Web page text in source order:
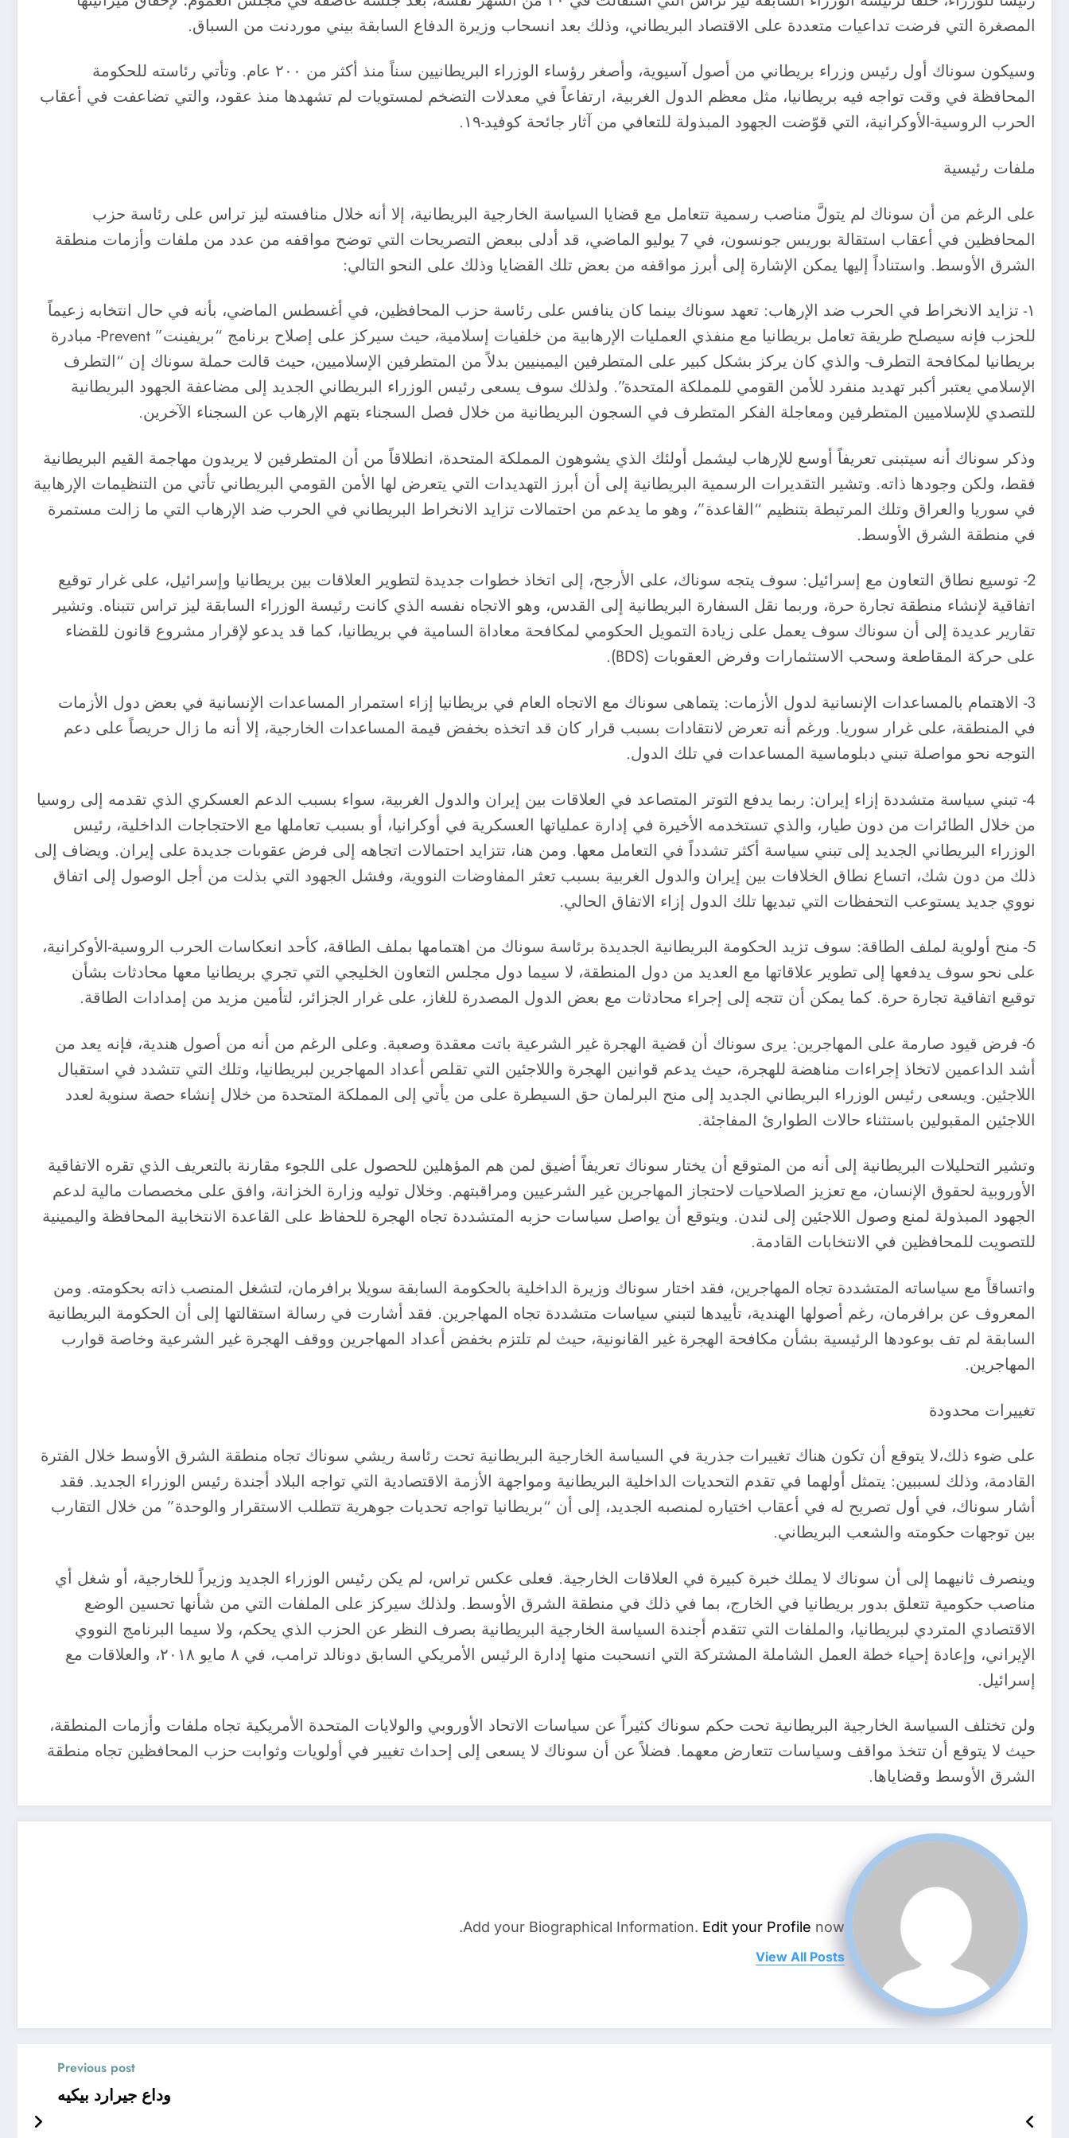
المصغرة التي فرضت تداعيات متعددة على الاقتصاد البريطاني، وذلك بعد انسحاب وزيرة الدفاع السابقة بيني موردنت من السباق.
وسيكون سوناك أول رئيس وزراء بريطاني من أصول آسيوية، وأصغر رؤساء الوزراء البريطانيين سناً منذ أكثر من ٢٠٠ عام. وتأتي رئاسته للحكومة
المحافظة في وقت تواجه فيه بريطانيا، مثل معظم الدول الغربية، ارتفاعاً في معدلات التضخم لمستويات لم تشهدها منذ عقود، والتي تضاعفت في أعقاب
الحرب الروسية-الأوكرانية، التي قوّضت الجهود المبذولة للتعافي من آثار جائحة كوفيد-١٩.
ملفات رئيسية
على الرغم من أن سوناك لم يتولَّ مناصب رسمية تتعامل مع قضايا السياسة الخارجية البريطانية، إلا أنه خلال منافسته ليز تراس على رئاسة حزب
المحافظين في أعقاب استقالة بوريس جونسون، في 7 يوليو الماضي، قد أدلى ببعض التصريحات التي توضح مواقفه من عدد من ملفات وأزمات منطقة
الشرق الأوسط. واستناداً إليها يمكن الإشارة إلى أبرز مواقفه من بعض تلك القضايا وذلك على النحو التالي:
١- تزايد الانخراط في الحرب ضد الإرهاب: تعهد سوناك بينما كان ينافس على رئاسة حزب المحافظين، في أغسطس الماضي، بأنه في حال انتخابه زعيماً
للحزب فإنه سيصلح طريقة تعامل بريطانيا مع منفذي العمليات الإرهابية من خلفيات إسلامية، حيث سيركز على إصلاح برنامج “بريفينت” Prevent- مبادرة
بريطانيا لمكافحة التطرف- والذي كان يركز بشكل كبير على المتطرفين اليمينيين بدلاً من المتطرفين الإسلاميين، حيث قالت حملة سوناك إن “التطرف
الإسلامي يعتبر أكبر تهديد منفرد للأمن القومي للمملكة المتحدة”. ولذلك سوف يسعى رئيس الوزراء البريطاني الجديد إلى مضاعفة الجهود البريطانية
للتصدي للإسلاميين المتطرفين ومعاجلة الفكر المتطرف في السجون البريطانية من خلال فصل السجناء بتهم الإرهاب عن السجناء الآخرين.
وذكر سوناك أنه سيتبنى تعريفاً أوسع للإرهاب ليشمل أولئك الذي يشوهون المملكة المتحدة، انطلاقاً من أن المتطرفين لا يريدون مهاجمة القيم البريطانية
فقط، ولكن وجودها ذاته. وتشير التقديرات الرسمية البريطانية إلى أن أبرز التهديدات التي يتعرض لها الأمن القومي البريطاني تأتي من التنظيمات الإرهابية
في سوريا والعراق وتلك المرتبطة بتنظيم “القاعدة”، وهو ما يدعم من احتمالات تزايد الانخراط البريطاني في الحرب ضد الإرهاب التي ما زالت مستمرة
في منطقة الشرق الأوسط.
2- توسيع نطاق التعاون مع إسرائيل: سوف يتجه سوناك، على الأرجح، إلى اتخاذ خطوات جديدة لتطوير العلاقات بين بريطانيا وإسرائيل، على غرار توقيع
اتفاقية لإنشاء منطقة تجارة حرة، وربما نقل السفارة البريطانية إلى القدس، وهو الاتجاه نفسه الذي كانت رئيسة الوزراء السابقة ليز تراس تتبناه. وتشير
تقارير عديدة إلى أن سوناك سوف يعمل على زيادة التمويل الحكومي لمكافحة معاداة السامية في بريطانيا، كما قد يدعو لإقرار مشروع قانون للقضاء
على حركة المقاطعة وسحب الاستثمارات وفرض العقوبات (BDS).
3- الاهتمام بالمساعدات الإنسانية لدول الأزمات: يتماهى سوناك مع الاتجاه العام في بريطانيا إزاء استمرار المساعدات الإنسانية في بعض دول الأزمات
في المنطقة، على غرار سوريا. ورغم أنه تعرض لانتقادات بسبب قرار كان قد اتخذه بخفض قيمة المساعدات الخارجية، إلا أنه ما زال حريصاً على دعم
التوجه نحو مواصلة تبني دبلوماسية المساعدات في تلك الدول.
4- تبني سياسة متشددة إزاء إيران: ربما يدفع التوتر المتصاعد في العلاقات بين إيران والدول الغربية، سواء بسبب الدعم العسكري الذي تقدمه إلى روسيا
من خلال الطائرات من دون طيار، والذي تستخدمه الأخيرة في إدارة عملياتها العسكرية في أوكرانيا، أو بسبب تعاملها مع الاحتجاجات الداخلية، رئيس
الوزراء البريطاني الجديد إلى تبني سياسة أكثر تشدداً في التعامل معها. ومن هنا، تتزايد احتمالات اتجاهه إلى فرض عقوبات جديدة على إيران. ويضاف إلى
ذلك من دون شك، اتساع نطاق الخلافات بين إيران والدول الغربية بسبب تعثر المفاوضات النووية، وفشل الجهود التي بذلت من أجل الوصول إلى اتفاق
نووي جديد يستوعب التحفظات التي تبديها تلك الدول إزاء الاتفاق الحالي.
5- منح أولوية لملف الطاقة: سوف تزيد الحكومة البريطانية الجديدة برئاسة سوناك من اهتمامها بملف الطاقة، كأحد انعكاسات الحرب الروسية-الأوكرانية،
على نحو سوف يدفعها إلى تطوير علاقاتها مع العديد من دول المنطقة، لا سيما دول مجلس التعاون الخليجي التي تجري بريطانيا معها محادثات بشأن
توقيع اتفاقية تجارة حرة. كما يمكن أن تتجه إلى إجراء محادثات مع بعض الدول المصدرة للغاز، على غرار الجزائر، لتأمين مزيد من إمدادات الطاقة.
6- فرض قيود صارمة على المهاجرين: يرى سوناك أن قضية الهجرة غير الشرعية باتت معقدة وصعبة. وعلى الرغم من أنه من أصول هندية، فإنه يعد من
أشد الداعمين لاتخاذ إجراءات مناهضة للهجرة، حيث يدعم قوانين الهجرة واللاجئين التي تقلص أعداد المهاجرين لبريطانيا، وتلك التي تتشدد في استقبال
اللاجئين. ويسعى رئيس الوزراء البريطاني الجديد إلى منح البرلمان حق السيطرة على من يأتي إلى المملكة المتحدة من خلال إنشاء حصة سنوية لعدد
اللاجئين المقبولين باستثناء حالات الطوارئ المفاجئة.
وتشير التحليلات البريطانية إلى أنه من المتوقع أن يختار سوناك تعريفاً أضيق لمن هم المؤهلين للحصول على اللجوء مقارنة بالتعريف الذي تقره الاتفاقية
الأوروبية لحقوق الإنسان، مع تعزيز الصلاحيات لاحتجاز المهاجرين غير الشرعيين ومراقبتهم. وخلال توليه وزارة الخزانة، وافق على مخصصات مالية لدعم
الجهود المبذولة لمنع وصول اللاجئين إلى لندن. ويتوقع أن يواصل سياسات حزبه المتشددة تجاه الهجرة للحفاظ على القاعدة الانتخابية المحافظة واليمينية
للتصويت للمحافظين في الانتخابات القادمة.
واتساقاً مع سياساته المتشددة تجاه المهاجرين، فقد اختار سوناك وزيرة الداخلية بالحكومة السابقة سويلا برافرمان، لتشغل المنصب ذاته بحكومته. ومن
المعروف عن برافرمان، رغم أصولها الهندية، تأييدها لتبني سياسات متشددة تجاه المهاجرين. فقد أشارت في رسالة استقالتها إلى أن الحكومة البريطانية
السابقة لم تف بوعودها الرئيسية بشأن مكافحة الهجرة غير القانونية، حيث لم تلتزم بخفض أعداد المهاجرين ووقف الهجرة غير الشرعية وخاصة قوارب
المهاجرين.
تغييرات محدودة
على ضوء ذلك،لا يتوقع أن تكون هناك تغييرات جذرية في السياسة الخارجية البريطانية تحت رئاسة ريشي سوناك تجاه منطقة الشرق الأوسط خلال الفترة
القادمة، وذلك لسببين: يتمثل أولهما في تقدم التحديات الداخلية البريطانية ومواجهة الأزمة الاقتصادية التي تواجه البلاد أجندة رئيس الوزراء الجديد. فقد
أشار سوناك، في أول تصريح له في أعقاب اختياره لمنصبه الجديد، إلى أن “بريطانيا تواجه تحديات جوهرية تتطلب الاستقرار والوحدة” من خلال التقارب
بين توجهات حكومته والشعب البريطاني.
وينصرف ثانيهما إلى أن سوناك لا يملك خبرة كبيرة في العلاقات الخارجية. فعلى عكس تراس، لم يكن رئيس الوزراء الجديد وزيراً للخارجية، أو شغل أي
مناصب حكومية تتعلق بدور بريطانيا في الخارج، بما في ذلك في منطقة الشرق الأوسط. ولذلك سيركز على الملفات التي من شأنها تحسين الوضع
الاقتصادي المتردي لبريطانيا، والملفات التي تتقدم أجندة السياسة الخارجية البريطانية بصرف النظر عن الحزب الذي يحكم، ولا سيما البرنامج النووي
الإيراني، وإعادة إحياء خطة العمل الشاملة المشتركة التي انسحبت منها إدارة الرئيس الأمريكي السابق دونالد ترامب، في ٨ مايو ٢٠١٨، والعلاقات مع
إسرائيل.
ولن تختلف السياسة الخارجية البريطانية تحت حكم سوناك كثيراً عن سياسات الاتحاد الأوروبي والولايات المتحدة الأمريكية تجاه ملفات وأزمات المنطقة،
حيث لا يتوقع أن تتخذ مواقف وسياسات تتعارض معهما. فضلاً عن أن سوناك لا يسعى إلى إحداث تغيير في أولويات وثوابت حزب المحافظين تجاه منطقة
الشرق الأوسط وقضاياها.
Add your Biographical Information. Edit your Profile now.
View All Posts
Previous post
وداع جيرارد بيكيه